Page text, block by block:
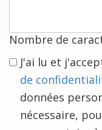
Nombre de
J'ai lu et
de
données
nécessaire,